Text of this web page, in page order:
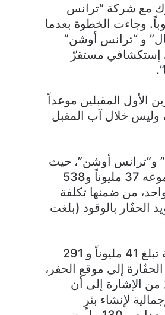
مع شركة “ترانس
لحفر بئر إستكشافي – إنتاجي في البلوك رقم 9 جنوباً. وجاءت الخطوة بعدما
و “ترانس أوشن”
إستكشافي مستقرّ
الأول المقبلين موعداً
وليس خلال آب المقبل
و”ترانس أوشن”، حيث
يتبيّن أن قيمته كتكاليف ناجمة عن عمليات الحفر فقط، بلغت ما مجموعه 37 مليوناً و538
اليوم الواحد، من ضمنها تكلفة
بالوقود (بلغت
وأُضيفت إلى العقد نسبة 10% لزوم الطوارئ ما جعل قيمته الإجمالية تبلغ 41 مليوناً و 291
من تاريخ وصول الحفّارة إلى موقع الحفر،
كلم تقريباً إلى الشمال من الخطّ 23. ولا بدّ من الإشارة إلى أن
لإنشاء بئرٍ